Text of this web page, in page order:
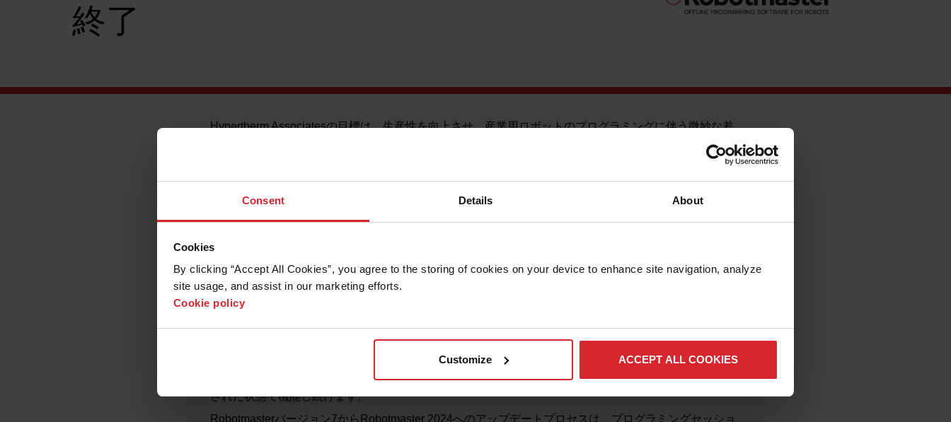
Consent Details About
Cookies
By clicking “Accept All Cookies”, you agree to the storing of cookies on your device to enhance site navigation, analyze
site usage, and assist in our marketing efforts.
Cookie policy
Customize ACCEPT ALL COOKIES
終了
Hypertherm Associatesの目標は、生産性を向上させ、産業用ロボットのプログラミングに伴う微妙な差
異を軽減するオフラインプログラミングソフトウェアを作成することです。当社の方針に従い、現在の
Robotmasterバージョン
よび支援サービスを提供しなくなります。
Robotmasterバージョン7が2024年12月31日にサポート終了ステータスに達すると、バージョン7の技術
の変更が含まれます。
このサポート終了のお知らせは、バージョン7のメンテナンスプランにも影響を及ぼします。
Robotmasterバージョン7を使用し、ソフトウェアメンテナンスプランを有効にしているお客様は、販売
代理店に連絡してソフトウェアを最新バージョンに更新し、引き続きサポートを受ける必要がありま
Robotmasterバージョン7の販売終了日についてもお知らせいたします。2024年7月23日より、新しいバ
ージョン7ライセンスは発行されません。既存のバージョン7ソフトウェアのインストールは、リリース
された状態で機能し続けます。
Robotmasterバージョン7からRobotmaster 2024へのアップデートプロセスは、プログラミングセッショ